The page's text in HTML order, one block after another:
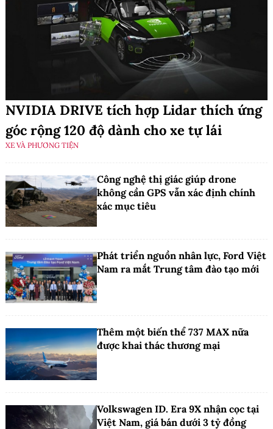
NVIDIA DRIVE tích hợp Lidar thích ứng
góc rộng 120 độ dành cho xe tự lái
XE VÀ PHƯƠNG TIỆN
Công nghệ thị giác giúp drone
không cần GPS vẫn xác định chính
xác mục tiêu
Phát triển nguồn nhân lực, Ford Việt
Nam ra mắt Trung tâm đào tạo mới
Thêm một biến thể 737 MAX nữa
được khai thác thương mại
Volkswagen ID. Era 9X nhận cọc tại
Việt Nam, giá bán dưới 3 tỷ đồng